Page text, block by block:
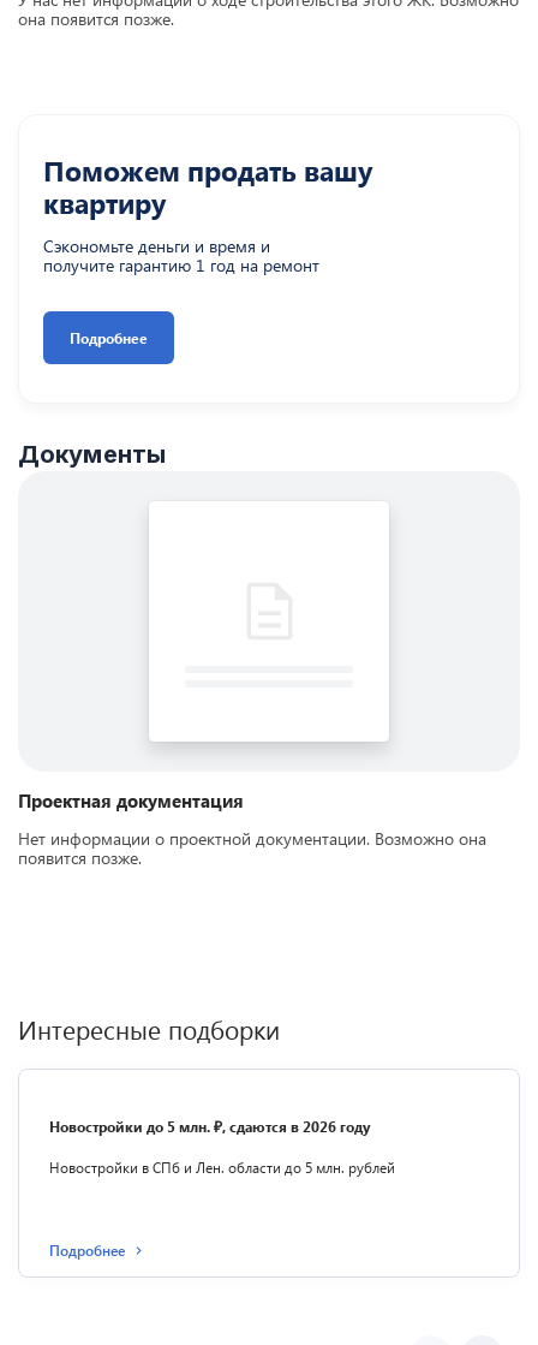
она появится позже.
Поможем продать вашу
квартиру
Сэкономьте деньги и время и
получите гарантию 1 год на ремонт
Подробнее
Документы
Проектная документация
Нет информации о проектной документации. Возможно она
появится позже.
Интересные подборки
Новостройки до 5 млн. ₽, сдаются в 2026 году
Новостройки в СПб и Лен. области до 5 млн. рублей
Подробнее